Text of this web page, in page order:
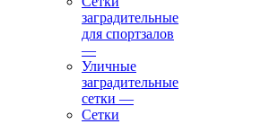
заградительные
для спортзалов
—
Уличные
заградительные
сетки —
Сетки